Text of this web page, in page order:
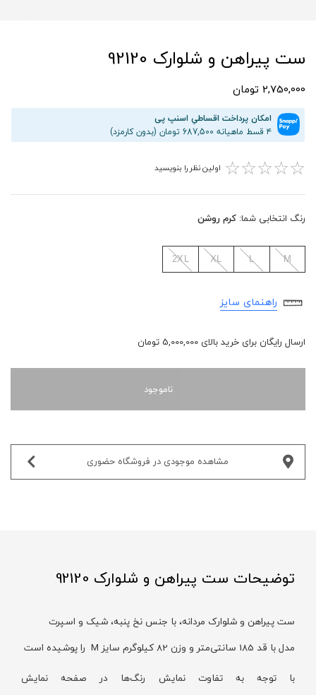
ست پیراهن و شلوارک 92120
2,750,000 تومان
امکان پرداخت اقساطیِ اسنپ پی
۴ قسط ماهیانه 687,500 تومان (بدون کارمزد)
☆
☆
☆
☆
☆ اولین نظر را بنویسید
رنگ انتخابی شما: کرم روشن
M
L
XL
2XL
راهنمای سایز
ارسال رایگان برای خرید بالای 5,000,000 تومان
ناموجود
مشاهده موجودی در فروشگاه حضوری‌
توضیحات ست پیراهن و شلوارک 92120
ست پیراهن و شلوارک مردانه، با جنس نخ پنبه، شیک و اسپرت
مدل با قد 185 سانتی‌متر و وزن 82 کیلوگرم سایز M را پوشیده است
با توجه به تفاوت نمایش رنگ‌ها در صفحه نمایش